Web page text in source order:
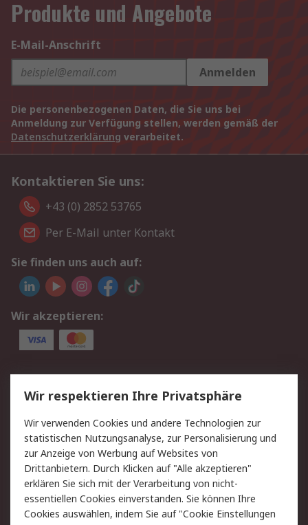
Produkte und Angebote
E-Mail-Anschrift
Anmelden
Die personenbezogenen Daten, die Sie uns bei
Anmeldung zur Verfügung stellen, werden gemäß der
Datenschutzerklärung verarbeitet.
Kontaktieren Sie uns:
+43 (0) 2852 53765
Per E-Mail unter Kontakt
Sie finden uns auch auf:
Wir akzeptieren:
Service
Value Added Services
Lieferlösungen
Rücksendung/Entsorgung Kontakt
Hilfe
Rechtliches
RS Verkaufs- und
Lieferbedingungen
Datenschutz
Wir respektieren Ihre Privatsphäre
Wir verwenden Cookies und andere Technologien zur
statistischen Nutzungsanalyse, zur Personalisierung und
zur Anzeige von Werbung auf Websites von
Drittanbietern. Durch Klicken auf "Alle akzeptieren"
erklären Sie sich mit der Verarbeitung von nicht-
essentiellen Cookies einverstanden. Sie können Ihre
Cookies auswählen, indem Sie auf "Cookie Einstellungen